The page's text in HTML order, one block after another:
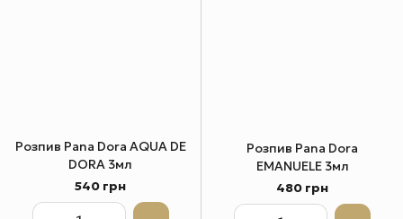
Розпив Pana Dora AQUA DE
DORA 3мл
540 грн
Розпив Pana Dora
EMANUELE 3мл
480 грн